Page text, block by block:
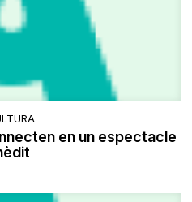
en un espectacle